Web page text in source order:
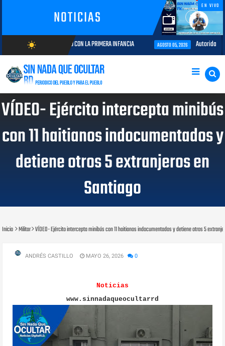
NOTICIAS
EN VIVO
wb_sunny
AGOSTO/8/2026
Y COMPROMISO CON LA PRIMERA INFANCIA AGOSTO 05, 2026 Autoridades del CESAC y
VÍDEO- Ejército intercepta minibús
con 11 haitianos indocumentados y
detiene otros 5 extranjeros en
Santiago
Inicio Militar VÍDEO- Ejército intercepta minibús con 11 haitianos indocumentados y detiene otros 5
ANDRÉS CASTILLO MAYO 26, 2026 0
Noticias
www.sinnadaqueocultarrd